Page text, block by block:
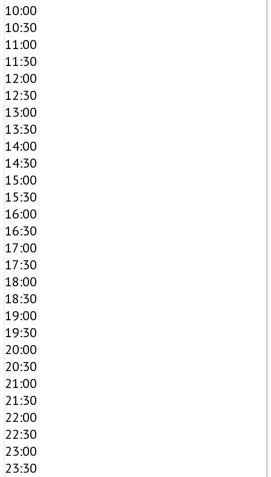
10:00
10:30
11:00
11:30
12:00
12:30
13:00
13:30
14:00
14:30
15:00
15:30
16:00
16:30
17:00
17:30
18:00
18:30
19:00
19:30
20:00
20:30
21:00
21:30
22:00
22:30
23:00
23:30